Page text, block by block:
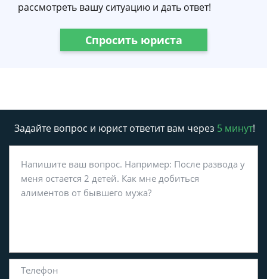
рассмотреть вашу ситуацию и дать ответ!
Спросить юриста
Задайте вопрос и юрист ответит вам через 5 минут!